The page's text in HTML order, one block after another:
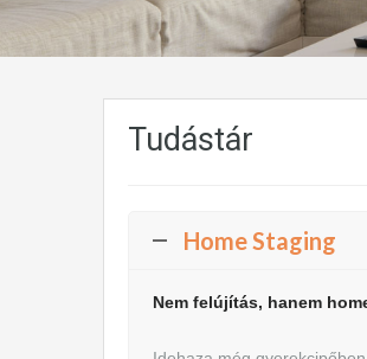
Tudástár
Home Staging
Nem felújítás, hanem